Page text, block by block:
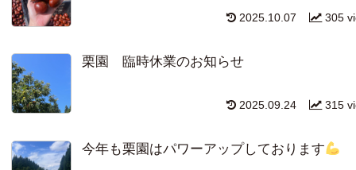
305
2025.10.07
栗園 臨時休業のお知らせ
315
2025.09.24
今年も栗園はパワーアップしております